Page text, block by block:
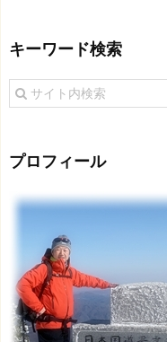
キーワード検索
プロフィール